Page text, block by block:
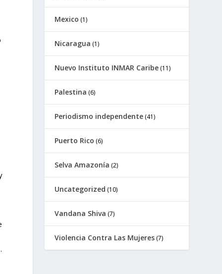
Mexico (1)
Nicaragua (1)
Nuevo Instituto INMAR Caribe (11)
Palestina (6)
Periodismo independente (41)
Puerto Rico (6)
Selva Amazonía (2)
Uncategorized (10)
Vandana Shiva (7)
Violencia Contra Las Mujeres (7)